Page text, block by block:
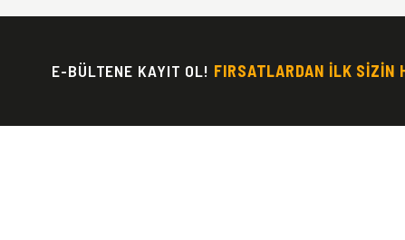
E-BÜLTENE KAYIT OL! FIRSATLARDAN İLK SİZİN